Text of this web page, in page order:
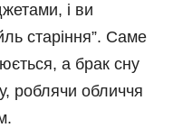
і ви
старіння”. Саме
а брак сну
роблячи обличчя